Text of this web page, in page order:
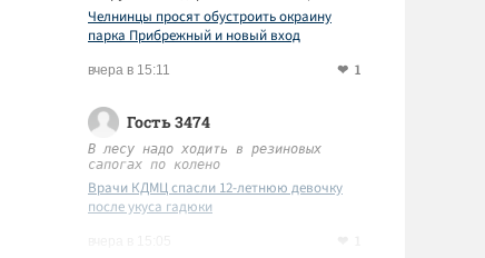
Челнинцы просят обустроить окраину
парка Прибрежный и новый вход
вчера в 15:11 1
Гость 3474
В лесу надо ходить в резиновых
сапогах по колено
Врачи КДМЦ спасли 12-летнюю девочку
после укуса гадюки